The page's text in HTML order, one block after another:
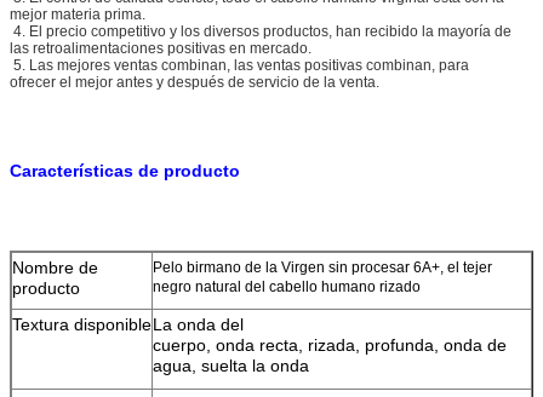
mejor materia prima.
4. El precio competitivo y los diversos productos, han recibido la mayoría de
las retroalimentaciones positivas en mercado.
5. Las mejores ventas combinan, las ventas positivas combinan, para
ofrecer el mejor antes y después de servicio de la venta.
Características de producto
Nombre de
producto
Pelo birmano de la Virgen sin procesar 6A+, el tejer
negro natural del cabello humano rizado
Textura disponibleLa onda del
cuerpo, onda recta, rizada, profunda, onda de
agua, suelta la onda